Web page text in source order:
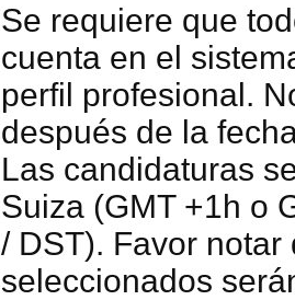
Se requiere que
cuenta en el
perfil profesional.
después de la
Las candidaturas
Suiza (GMT +1h o
/ DST). Favor
seleccionados